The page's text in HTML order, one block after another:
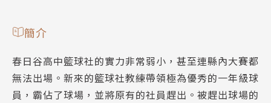
簡介
春日谷高中籃球社的實力非常弱小，甚至連縣內大賽都
無法出場。新來的籃球社教練帶領極為優秀的一年級球
員，霸佔了球場，並將原有的社員趕出。被趕出球場的